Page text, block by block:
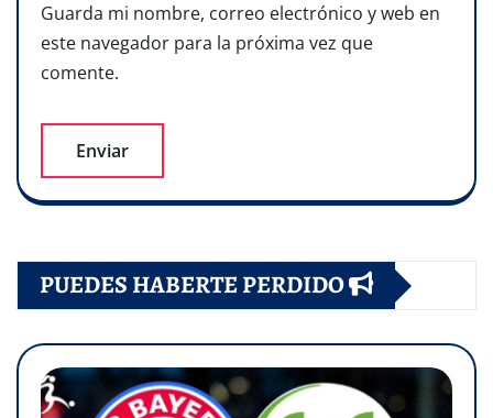
Guarda mi nombre, correo electrónico y web en
este navegador para la próxima vez que
comente.
PUEDES HABERTE PERDIDO